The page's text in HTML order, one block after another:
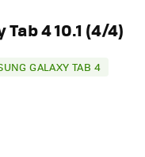
4 10.1 (4/4)
GALAXY TAB 4